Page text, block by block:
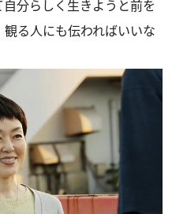
分らしく生きようと前を
る人にも伝わればいいな